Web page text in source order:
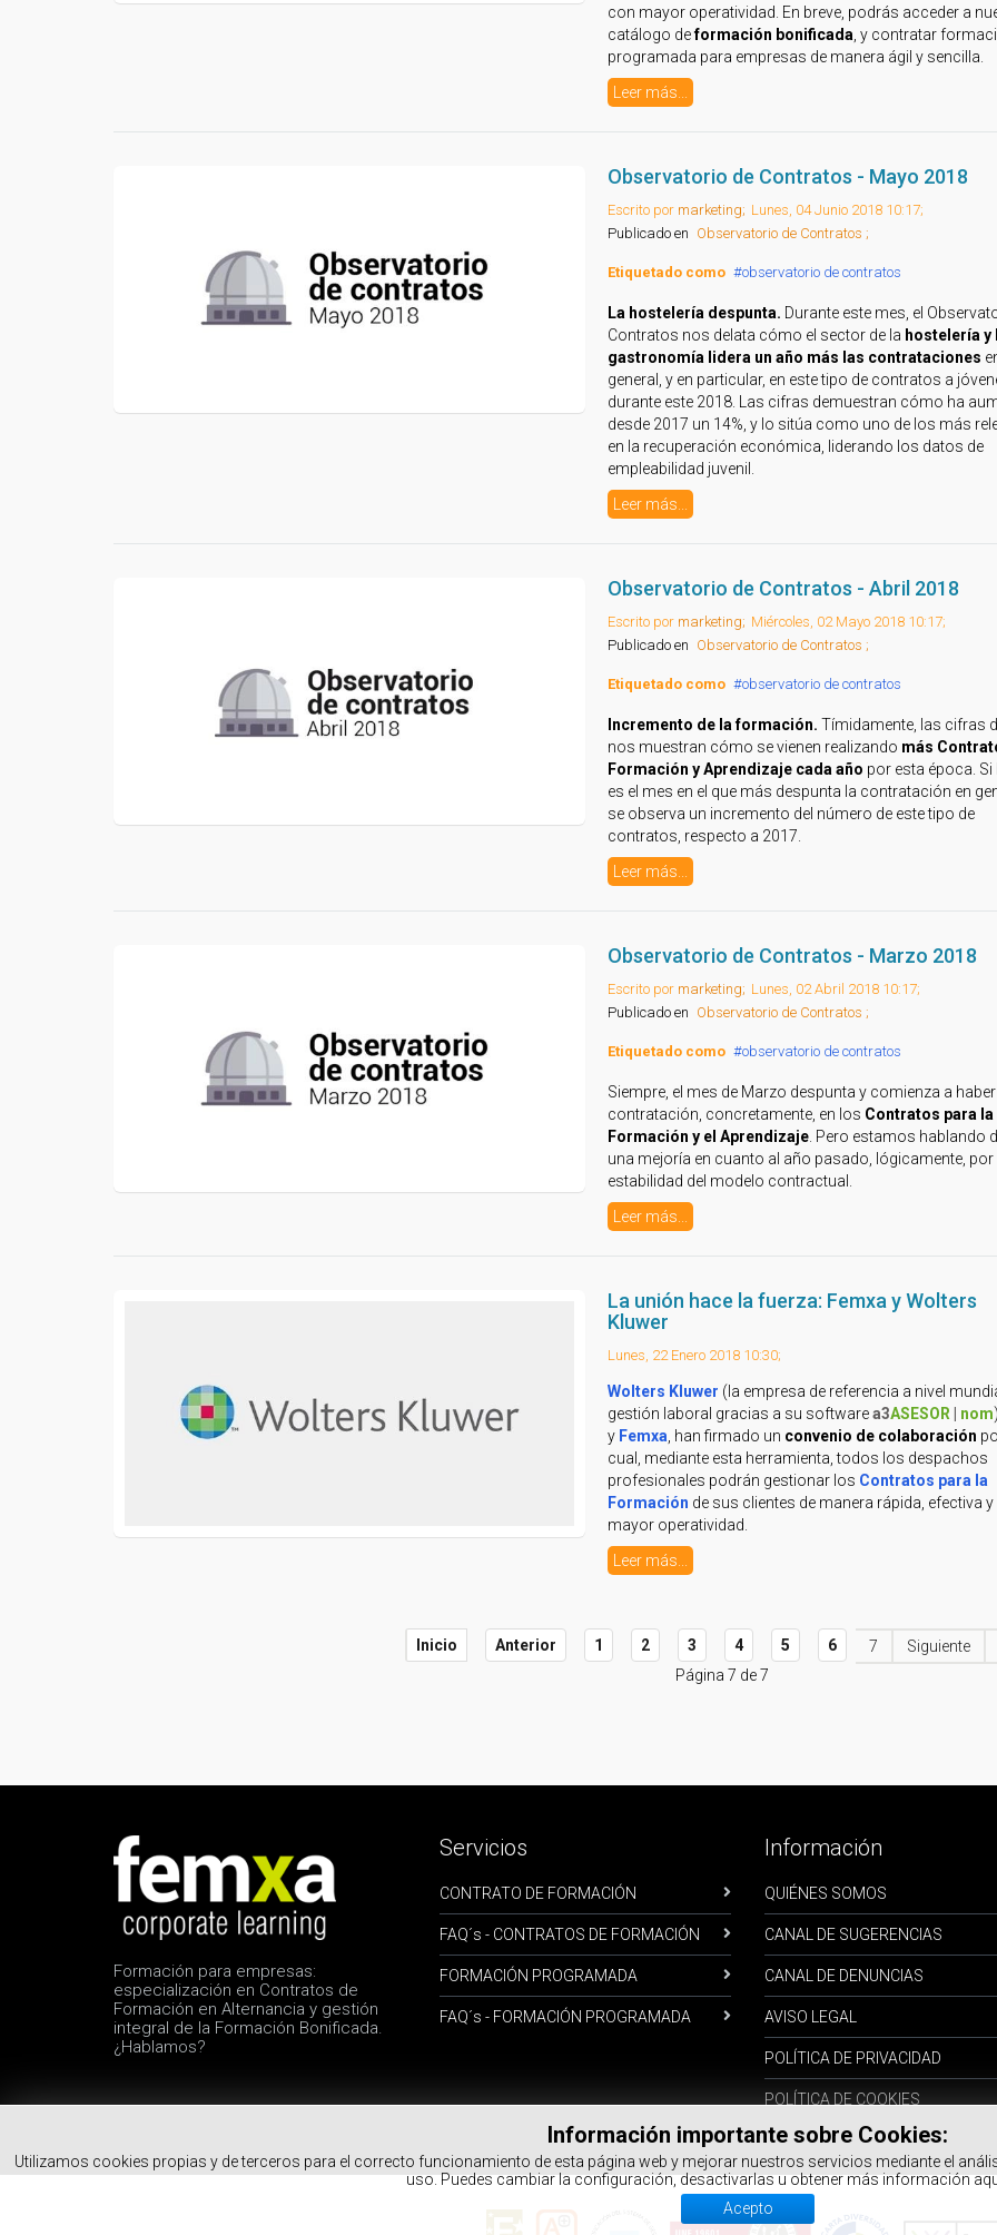
con mayor operatividad. En breve, podrás acceder a
catálogo deformación bonificada , y contratar
programada para empresas de manera ágil y sencilla.
Leer más...
Observatorio de Contratos - Mayo 2018
Escrito por marketing; Lunes, 04 Junio 2018 10:17;
Publicado en Observatorio de Contratos ;
Etiquetado como observatorio de contratos
La hostelería despunta. Durante este mes, el
Contratos nos delata cómo el sector de la hostelería y
gastronomía lidera un año más las contrataciones
general, y en particular, en este tipo de contratos a
durante este 2018. Las cifras demuestran cómo ha
desde 2017 un 14%, y lo sitúa como uno de los más
en la recuperación económica, liderando los datos de
empleabilidad juvenil.
Leer más...
Observatorio de Contratos - Abril 2018
Escrito por marketing; Miércoles, 02 Mayo 2018 10:17;
Publicado en Observatorio de Contratos ;
Etiquetado como observatorio de contratos
Incremento de la formación. Tímidamente, las cifras
nos muestran cómo se vienen realizando más
Formación y Aprendizaje cada año por esta época. Si
es el mes en el que más despunta la contratación en
se observa un incremento del número de este tipo de
contratos, respecto a 2017.
Leer más...
Observatorio de Contratos - Marzo 2018
Escrito por marketing; Lunes, 02 Abril 2018 10:17;
Publicado en Observatorio de Contratos ;
Etiquetado como observatorio de contratos
Siempre, el mes de Marzo despunta y comienza a
contratación, concretamente, en los Contratos para la
Formación y el Aprendizaje. Pero estamos hablando
una mejoría en cuanto al año pasado, lógicamente, por
estabilidad del modelo contractual.
Leer más...
La unión hace la fuerza: Femxa y Wolters
Kluwer
Lunes, 22 Enero 2018 10:30;
Wolters Kluwer (la empresa de referencia a nivel
gestión laboral gracias a su software a3ASESOR nom)
y Femxa , han firmado un convenio de colaboración
cual, mediante esta herramienta, todos los despachos
profesionales podrán gestionar los Contratos para la
Formación de sus clientes de manera rápida, efectiva
mayor operatividad.
Leer más...
Inicio Anterior 1 2 3 4 5 6 7 Siguiente
Página 7 de 7
Formación para empresas:
especialización en Contratos de
Formación en Alternancia y gestión
integral de la Formación Bonificada.
¿Hablamos?
Servicios
CONTRATO DE FORMACIÓN
FAQ´s - CONTRATOS DE FORMACIÓN
FORMACIÓN PROGRAMADA
FAQ´s - FORMACIÓN PROGRAMADA
Información
QUIÉNES SOMOS
CANAL DE SUGERENCIAS
CANAL DE DENUNCIAS
AVISO LEGAL
POLÍTICA DE PRIVACIDAD
POLÍTICA DE COOKIES
Información importante sobre Cookies:
Utilizamos cookies propias y de terceros para el correcto funcionamiento de esta página web y mejorar nuestros servicios mediante el
uso. Puedes cambiar la configuración, desactivarlas u obtener más información
Acepto